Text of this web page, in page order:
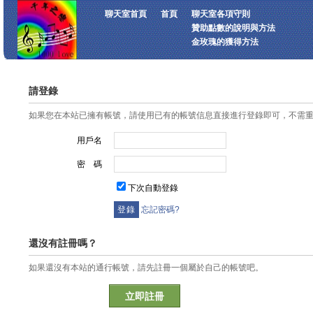
聊天室首頁 首頁
聊天室各項守則
贊助點數的說明與方法
金玫瑰的獲得方法
請登錄
如果您在本站已擁有帳號，請使用已有的帳號信息直接進行登錄即可，不需
用戶名
密 碼
下次自動登錄
忘記密碼?
還沒有註冊嗎？
如果還沒有本站的通行帳號，請先註冊一個屬於自己的帳號吧。
立即註冊